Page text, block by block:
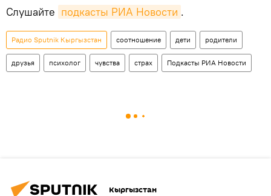
Слушайте подкасты РИА Новости .
Радио Sputnik Кыргызстан соотношение дети родители
друзья психолог чувства страх Подкасты РИА Новости
Кыргызстан